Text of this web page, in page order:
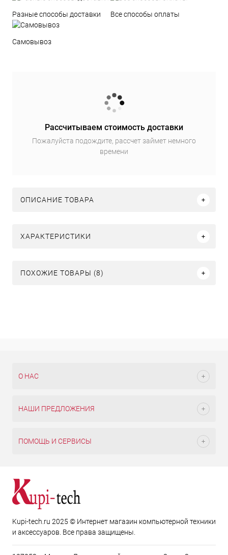
Разные способы доставки Все способы оплаты
Самовывоз
Рассчитываем стоимость доставки
Пожалуйста подождите, рассчет займет немного
времени
ОПИСАНИЕ ТОВАРА
ХАРАКТЕРИСТИКИ
ПОХОЖИЕ ТОВАРЫ (8)
О НАС
НАШИ ПРЕДЛОЖЕНИЯ
ПОМОЩЬ И СЕРВИСЫ
Kupi-tech.ru 2025 © Интернет магазин компьютерной техники
и аксессуаров. Все права защищены.